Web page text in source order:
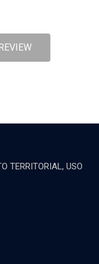
TERRITORIAL, USO